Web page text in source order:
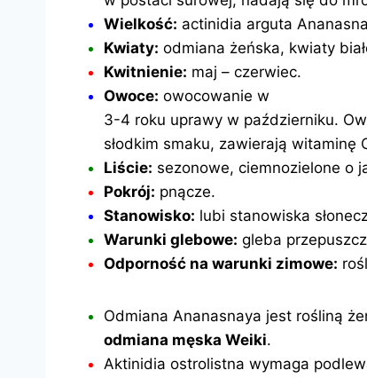
Wielkość: actinidia arguta
Kwiaty: odmiana żeńska, kwiaty
Kwitnienie: maj – czerwiec.
Owoce: owocowanie w
3-4 roku uprawy w październiku.
słodkim smaku, zawierają witaminę
Liście: sezonowe, ciemnozielone o
Pokrój: pnącze.
Stanowisko: lubi stanowiska
Warunki glebowe: gleba
Odporność na warunki zimowe:
Odmiana Ananasnaya jest rośliną
odmiana męska Weiki.
Aktinidia ostrolistna wymaga